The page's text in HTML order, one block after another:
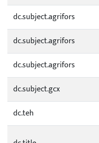
dc.subject.agrifors
dc.subject.agrifors
dc.subject.agrifors
dc.subject.gcx
dc.teh